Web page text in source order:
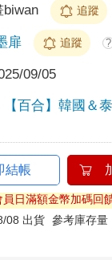
biwan 追蹤
扉 追蹤 ?
09/05
【百合】韓國＆
結帳
日滿額金幣加碼回
08 出貨 參考庫存